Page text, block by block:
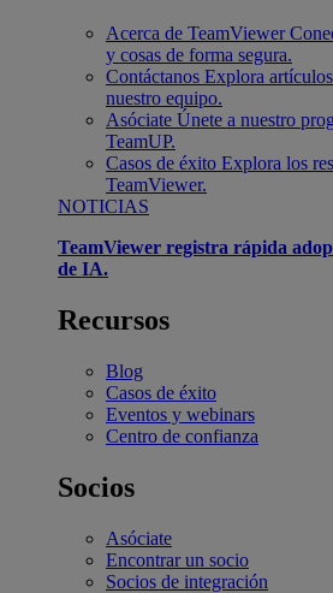
Acerca de TeamViewer
y cosas de forma segura.
Contáctanos Explora
nuestro equipo.
Asóciate Únete a nuestro
TeamUP.
Casos de éxito Explora los
TeamViewer.
NOTICIAS
TeamViewer registra rápida
de IA.
Recursos
Blog
Casos de éxito
Eventos y webinars
Centro de confianza
Socios
Asóciate
Encontrar un socio
Socios de integración